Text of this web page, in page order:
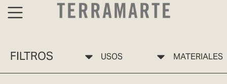
FILTROS USOS MATERIALES